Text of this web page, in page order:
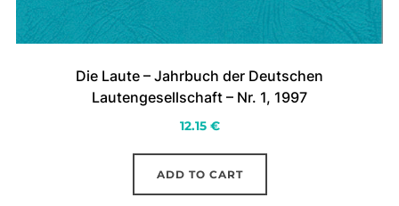
Die Laute – Jahrbuch der Deutschen
Lautengesellschaft – Nr. 1, 1997
12.15 €
ADD TO CART